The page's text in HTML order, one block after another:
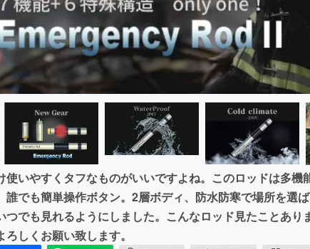
CAMPFIREふるさ
使いやすくタフなものがいいですよね。このロッドは多機
誰でも簡単操作ボタン。2層ボディ、防水防寒で場所を選
つでも見れるようにしました。こんなロッド見たことあり
しくお願い致します。